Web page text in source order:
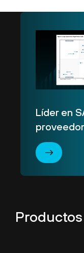
Líder en